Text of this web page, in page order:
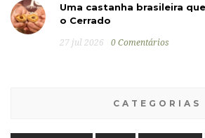
Uma castanha brasileira
o Cerrado
27 jul 2026 0 Comentários
CATEGORIAS